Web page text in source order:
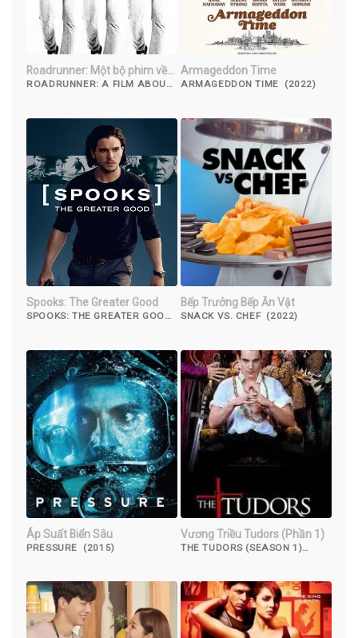
Roadrunner: Một bộ phim về
Anthony Bourdain
ROADRUNNER: A FILM ABOUT
Armageddon Time
ARMAGEDDON TIME (2022)
Spooks: The Greater Good
SPOOKS: THE GREATER GOOD
Bếp Trưởng Bếp Ăn Vặt
SNACK VS. CHEF (2022)
Áp Suất Biển Sâu
PRESSURE (2015)
Vương Triều Tudors (Phần 1)
THE TUDORS (SEASON 1)